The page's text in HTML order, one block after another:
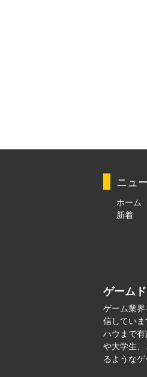
ニュ
ホーム
新着
ゲーム
ゲーム業
信してい
ハウまで
や大学生
るような